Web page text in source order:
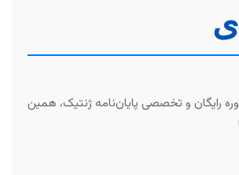
رایگان و تخصصی پایان‌نامه ژنتیک، همین